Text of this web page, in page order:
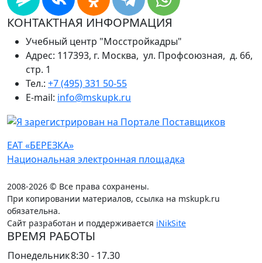
КОНТАКТНАЯ ИНФОРМАЦИЯ
Учебный центр "Мосстройкадры"
Адрес: 117393, г. Москва, ул. Профсоюзная, д. 66,
стр. 1
Тел.: +7 (495) 331 50-55
E-mail: info@mskupk.ru
ЕАТ «БЕРЕЗКА»
Национальная электронная площадка
2008-2026 © Все права сохранены.
При копировании материалов, ссылка на mskupk.ru
обязательна.
Сайт разработан и поддерживается iNikSite
ВРЕМЯ РАБОТЫ
Понедельник8:30 - 17.30